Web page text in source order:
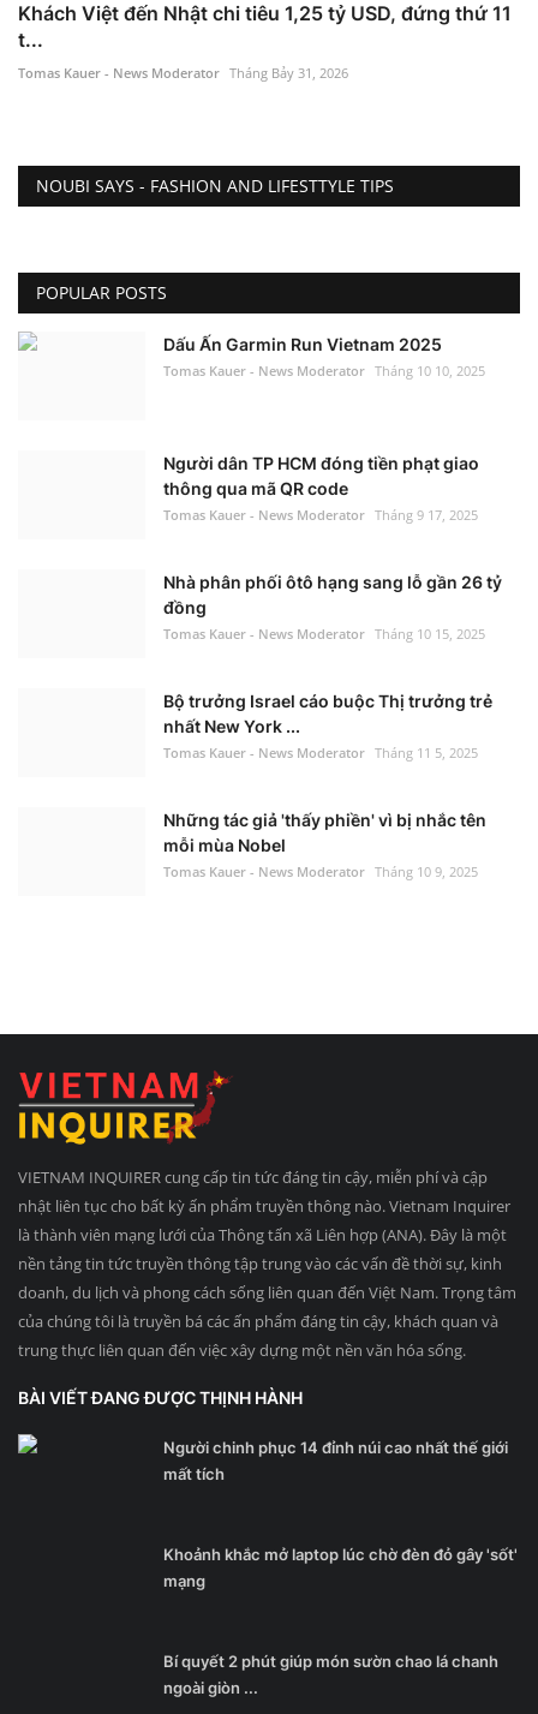
Khách Việt đến Nhật chi tiêu 1,25 tỷ USD, đứng thứ 11
t...
Tomas Kauer - News Moderator Tháng Bảy 31, 2026
NOUBI SAYS - FASHION AND LIFESTTYLE TIPS
POPULAR POSTS
Dấu Ấn Garmin Run Vietnam 2025
Tomas Kauer - News Moderator Tháng 10 10, 2025
Người dân TP HCM đóng tiền phạt giao
thông qua mã QR code
Tomas Kauer - News Moderator Tháng 9 17, 2025
Nhà phân phối ôtô hạng sang lỗ gần 26 tỷ
đồng
Tomas Kauer - News Moderator Tháng 10 15, 2025
Bộ trưởng Israel cáo buộc Thị trưởng trẻ
nhất New York ...
Tomas Kauer - News Moderator Tháng 11 5, 2025
Những tác giả 'thấy phiền' vì bị nhắc tên
mỗi mùa Nobel
Tomas Kauer - News Moderator Tháng 10 9, 2025
VIETNAM INQUIRER cung cấp tin tức đáng tin cậy, miễn phí và cập
nhật liên tục cho bất kỳ ấn phẩm truyền thông nào. Vietnam Inquirer
là thành viên mạng lưới của Thông tấn xã Liên hợp (ANA). Đây là một
nền tảng tin tức truyền thông tập trung vào các vấn đề thời sự, kinh
doanh, du lịch và phong cách sống liên quan đến Việt Nam. Trọng tâm
của chúng tôi là truyền bá các ấn phẩm đáng tin cậy, khách quan và
trung thực liên quan đến việc xây dựng một nền văn hóa sống.
BÀI VIẾT ĐANG ĐƯỢC THỊNH HÀNH
Người chinh phục 14 đỉnh núi cao nhất thế giới
mất tích
Khoảnh khắc mở laptop lúc chờ đèn đỏ gây 'sốt'
mạng
Bí quyết 2 phút giúp món sườn chao lá chanh
ngoài giòn ...